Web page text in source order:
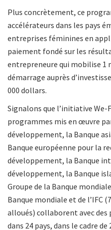
Plus concrètement, ce
accélérateurs dans les pays
entreprises féminines en
paiement fondé sur les
entrepreneure qui mobilise 1
démarrage auprès
000 dollars.
Signalons que l’initiative We-
programmes mis en œuvre
développement, la Banque
Banque européenne pour la
développement, la Banque
développement, la Banque
Groupe de la Banque
Banque mondiale et de l’IFC
alloués) collaborent avec
dans 24 pays, dans le cadre